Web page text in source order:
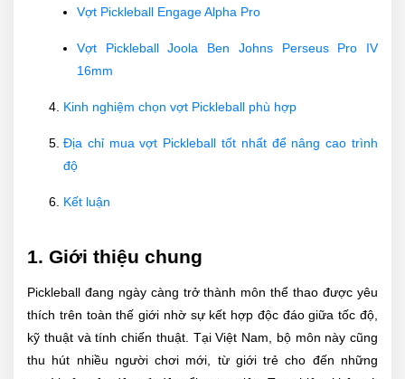
Vợt Pickleball Engage Alpha Pro
Vợt Pickleball Joola Ben Johns Perseus Pro IV
16mm
Kinh nghiệm chọn vợt Pickleball phù hợp
Địa chỉ mua vợt Pickleball tốt nhất để nâng cao trình
độ
Kết luận
1. Giới thiệu chung
Pickleball đang ngày càng trở thành môn thể thao được yêu
thích trên toàn thế giới nhờ sự kết hợp độc đáo giữa tốc độ,
kỹ thuật và tính chiến thuật. Tại Việt Nam, bộ môn này cũng
thu hút nhiều người chơi mới, từ giới trẻ cho đến những